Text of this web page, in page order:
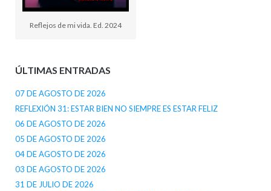
Reflejos de mi vida. Ed. 2024
ÚLTIMAS ENTRADAS
07 DE AGOSTO DE 2026
REFLEXIÓN 31: ESTAR BIEN NO SIEMPRE ES ESTAR FELIZ
06 DE AGOSTO DE 2026
05 DE AGOSTO DE 2026
04 DE AGOSTO DE 2026
03 DE AGOSTO DE 2026
31 DE JULIO DE 2026